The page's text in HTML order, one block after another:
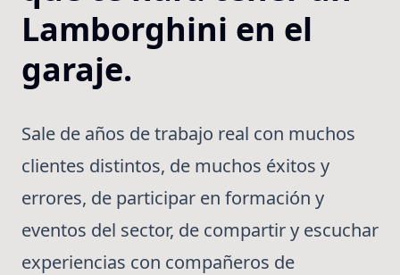
Lamborghini en el
garaje.
Sale de años de trabajo real con muchos
clientes distintos, de muchos éxitos y
errores, de participar en formación y
eventos del sector, de compartir y escuchar
experiencias con compañeros de